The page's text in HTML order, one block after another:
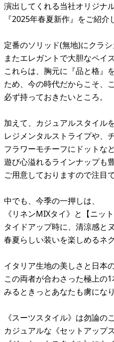
演出してくれる当社オリジナ
『2025年春夏新作』をご紹介
定番のソリッド(無地)にクラシ
またエレガントで大胆なペイズ
これらは、胸元に『品と格』
ため、今の時代だからこそ、
必ず持っておきたいところ。
加えて、カジュアルスタイル
レジメンタルストライプや、
フラワーモチーフにドットなど
遊び心溢れるラインナップも
ご用意しておりますので注目で
中でも、今季の一押しは、
《リネンMIXタイ》と【ニット
タイドアップ時に、清涼感と
春夏らしい装いを楽しめるネ
イタリア生地の美しさと日本
この両者が合わさった極上の
みるときっとあなたも虜になり
《スーツスタイル》は勿論のこ
カジュアルな《セットアップ